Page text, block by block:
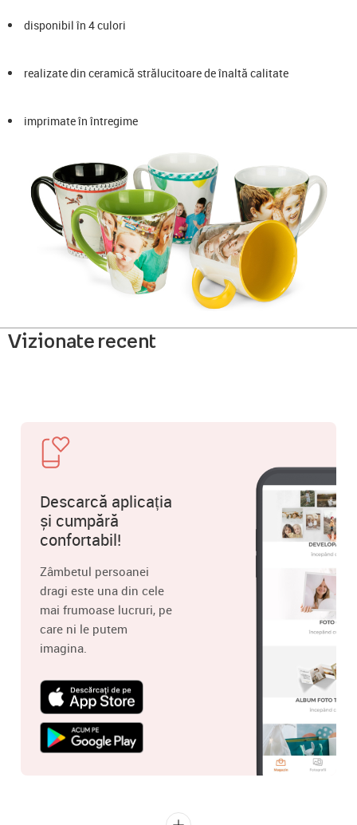
disponibil în 4 culori
realizate din ceramică strălucitoare de înaltă calitate
imprimate în întregime
Vizionate recent
Descarcă aplicația
și cumpără
confortabil!
Zâmbetul persoanei
dragi este una din cele
mai frumoase lucruri, pe
care ni le putem
imagina.